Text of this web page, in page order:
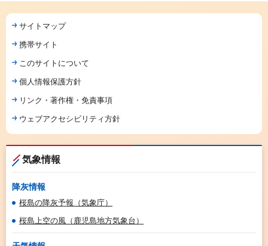
サイトマップ
携帯サイト
このサイトについて
個人情報保護方針
リンク・著作権・免責事項
ウェブアクセシビリティ方針
気象情報
降灰情報
桜島の降灰予報（気象庁）
桜島上空の風（鹿児島地方気象台）